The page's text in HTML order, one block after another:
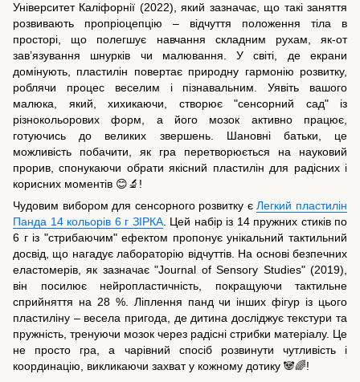
Університет Каліфорнії (2022), який зазначає, що такі заняття
розвивають пропріоцепцію – відчуття положення тіла в
просторі, що полегшує навчання складним рухам, як-от
зав’язування шнурків чи малювання. У світі, де екрани
домінують, пластилін повертає природну гармонію розвитку,
роблячи процес веселим і пізнавальним. Уявіть вашого
малюка, який, хихикаючи, створює "сенсорний сад" із
різнокольорових форм, а його мозок активно працює,
готуючись до великих звершень. Шановні батьки, це
можливість побачити, як гра перетворюється на науковий
прорив, спонукаючи обрати якісний пластилін для радісних і
корисних моментів 😊🔬!
Чудовим вибором для сенсорного розвитку єЛегкий пластилін
Панда 14 кольорів 6 г ЗІРКА. Цей набір із 14 пружних стиків по
6 г із "стрибаючим" ефектом пропонує унікальний тактильний
досвід, що нагадує лабораторію відчуттів. На основі безпечних
еластомерів, як зазначає "Journal of Sensory Studies" (2019),
він посилює нейропластичність, покращуючи тактильне
сприйняття на 28 %. Ліплення панд чи інших фігур із цього
пластиліну – весела пригода, де дитина досліджує текстури та
пружність, тренуючи мозок через радісні стрибки матеріалу. Це
не просто гра, а чарівний спосіб розвинути чутливість і
координацію, викликаючи захват у кожному дотику 🐼🌈!